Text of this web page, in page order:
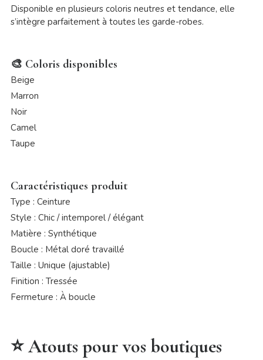
Disponible en plusieurs coloris neutres et tendance, elle
s’intègre parfaitement à toutes les garde-robes.
🎨 Coloris disponibles
Beige
Marron
Noir
Camel
Taupe
Caractéristiques produit
Type : Ceinture
Style : Chic / intemporel / élégant
Matière : Synthétique
Boucle : Métal doré travaillé
Taille : Unique (ajustable)
Finition : Tressée
Fermeture : À boucle
⭐ Atouts pour vos boutiques